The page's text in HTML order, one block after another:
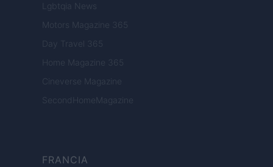
Lgbtqia News
Motors Magazine 365
Day Travel 365
Home Magazine 365
Cineverse Magazine
SecondHomeMagazine
FRANCIA